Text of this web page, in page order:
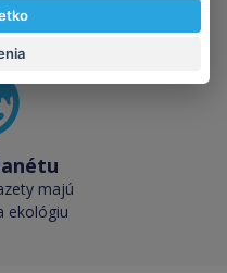
odber
majú
ekológiu